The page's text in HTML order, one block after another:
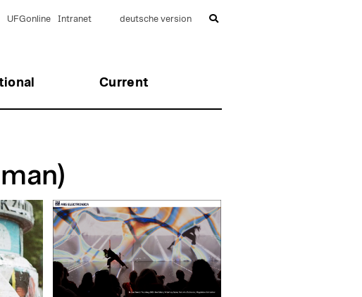
Current
UFGonline Intranet deutsche version